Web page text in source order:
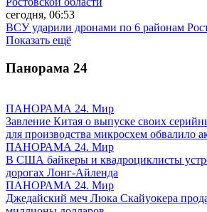
сегодня, 06:53
ВСУ ударили дронами по 6 районам
Показать ещё
Панорама 24
ПАНОРАМА 24. Мир
Завление Китая о выпуске своих
для производства микросхем обвалило
ПАНОРАМА 24. Мир
В США байкеры и квадроциклисты
дорогах Лонг-Айленда
ПАНОРАМА 24. Мир
Джедайский меч Люка Скайуокера